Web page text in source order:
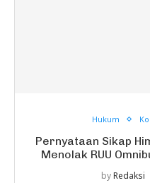
Hukum
Pernyataan Sikap
Menolak RUU
byRedaksi